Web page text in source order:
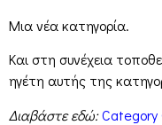
Μια νέα κατηγορία.
Και στη συνέχεια
ηγέτη αυτής της
Διαβάστε εδώ:Category